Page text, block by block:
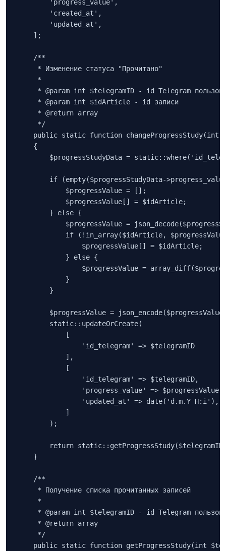
        'progress_value',
        'created_at',
        'updated_at',
    ];
    /**
     * Изменение статуса "Прочитано"
     *
* @param int $telegramID - id Telegram
     * @param int $idArticle - id записи
     * @return array
     */
public static function changeProgressStudy(int
    {
$progressStudyData =
if (empty($progressStudyData-
            $progressValue = [];
            $progressValue[] = $idArticle;
        } else {
$progressValue =
if (!in_array($idArticle,
                $progressValue[] = $idArticle;
            } else {
$progressValue =
            }
        }
$progressValue =
        static::updateOrCreate(
            [
                'id_telegram' => $telegramID
            ],
            [
                'id_telegram' => $telegramID,
                'progress_value' => $progressValue,
                'updated_at' => date('d.m.Y H:i'),
            ]
        );
return
    }
    /**
     * Получение списка прочитанных записей
     *
* @param int $telegramID - id Telegram
     * @return array
     */
public static function getProgressStudy(int